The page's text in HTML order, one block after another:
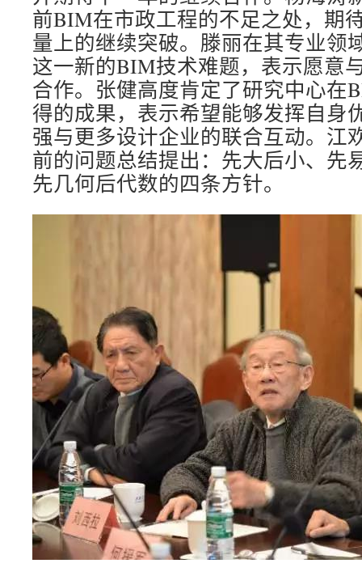
前BIM在市政工程的不足之处，期
量上的继续突破。滕丽在其专业领
这一新的BIM技术难题，表示愿意
合作。张健高度肯定了研究中心在
得的成果，表示希望能够发挥自身
强与更多设计企业的联合互动。江
前的问题总结提出：先大后小、先
先几何后代数的四条方针。